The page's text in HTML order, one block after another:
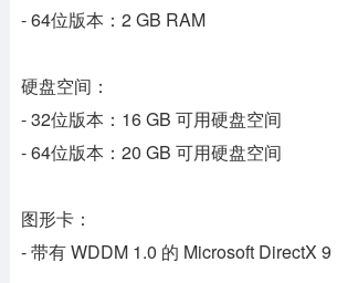
- 64位版本：2 GB RAM
硬盘空间：
- 32位版本：16 GB 可用硬盘空间
- 64位版本：20 GB 可用硬盘空间
图形卡：
- 带有 WDDM 1.0 的 Microsoft DirectX 9